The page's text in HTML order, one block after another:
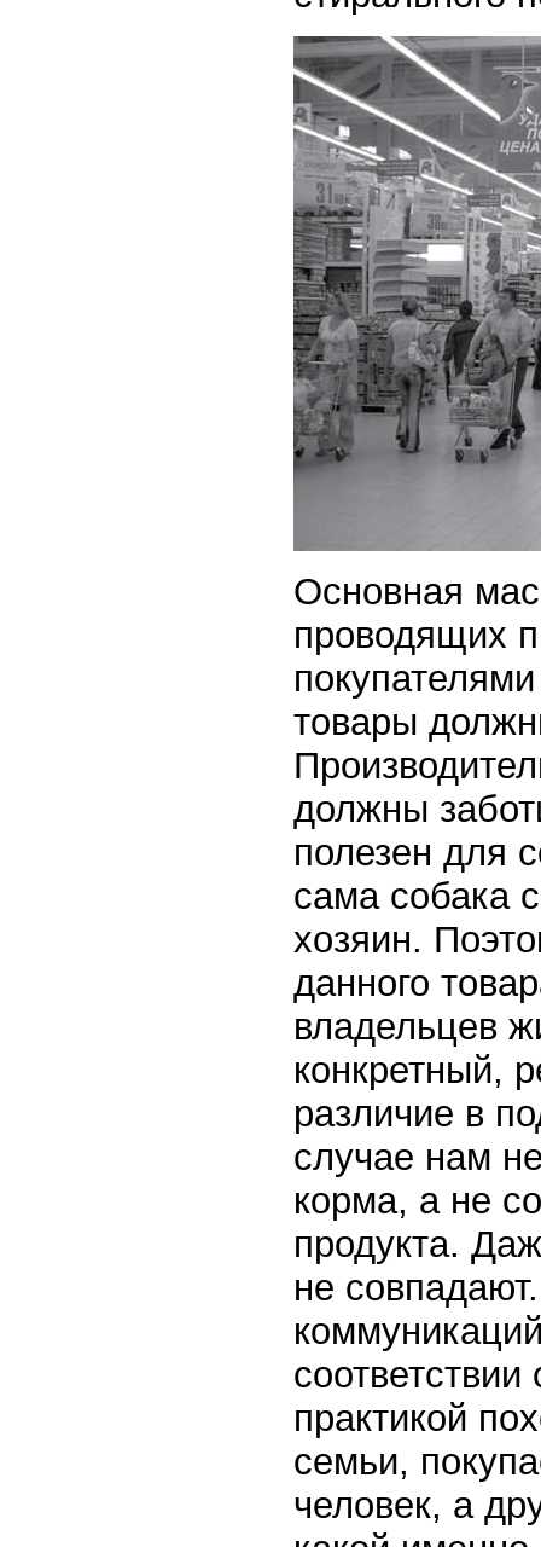
Основная
проводящих
товары
должны
полезен для
сама собака
хозяин.
данного
владельцев
конкретный,
различие в
случае нам
корма, а не
продукта.
не
практикой
семьи,
человек, а